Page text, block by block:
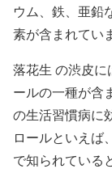
ウム、鉄、亜鉛
素が含まれてい
落花生 の渋皮に
ールの一種が含
の生活習慣病に
ロールといえば、
で知られている